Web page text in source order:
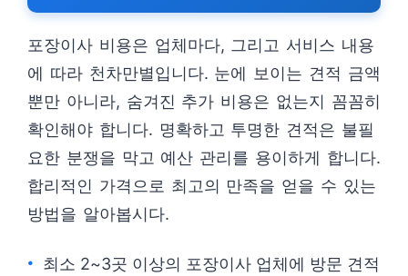
포장이사 비용은 업체마다, 그리고 서비스 내용
에 따라 천차만별입니다. 눈에 보이는 견적 금액
뿐만 아니라, 숨겨진 추가 비용은 없는지 꼼꼼히
확인해야 합니다. 명확하고 투명한 견적은 불필
요한 분쟁을 막고 예산 관리를 용이하게 합니다.
합리적인 가격으로 최고의 만족을 얻을 수 있는
방법을 알아봅시다.
최소 2~3곳 이상의 포장이사 업체에 방문 견적